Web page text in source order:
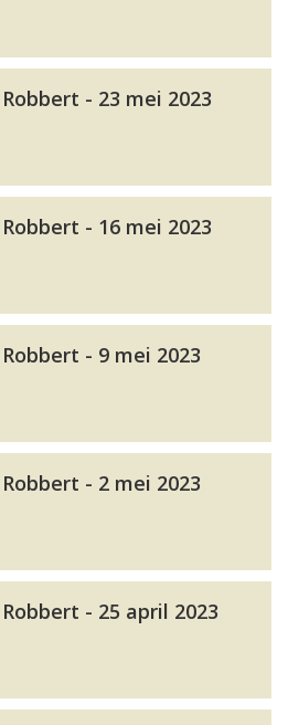
- 23 mei 2023
- 16 mei 2023
- 9 mei 2023
- 2 mei 2023
- 25 april 2023